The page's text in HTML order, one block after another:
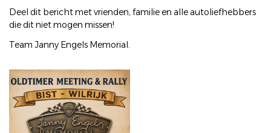
Deel dit bericht met vrienden, familie en alle autoliefhebbers
die dit niet mogen missen!
Team Janny Engels Memorial.